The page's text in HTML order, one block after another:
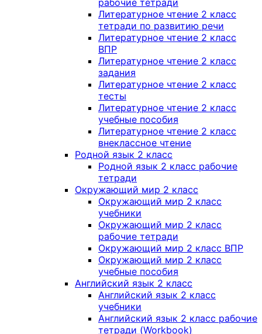
рабочие тетради
Литературное чтение 2 класс
тетради по развитию речи
Литературное чтение 2 класс
ВПР
Литературное чтение 2 класс
задания
Литературное чтение 2 класс
тесты
Литературное чтение 2 класс
учебные пособия
Литературное чтение 2 класс
внеклассное чтение
Родной язык 2 класс
Родной язык 2 класс рабочие
тетради
Окружающий мир 2 класс
Окружающий мир 2 класс
учебники
Окружающий мир 2 класс
рабочие тетради
Окружающий мир 2 класс ВПР
Окружающий мир 2 класс
учебные пособия
Английский язык 2 класс
Английский язык 2 класс
учебники
Английский язык 2 класс рабочие
тетради (Workbook)